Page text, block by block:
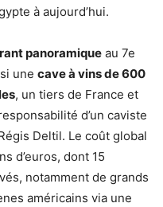
à aujourd’hui.
panoramique au 7e
une cave à vins de 600
, un tiers de France et
d’un caviste
Deltil. Le coût global
d’euros, dont 15
notamment de grands
américains via une